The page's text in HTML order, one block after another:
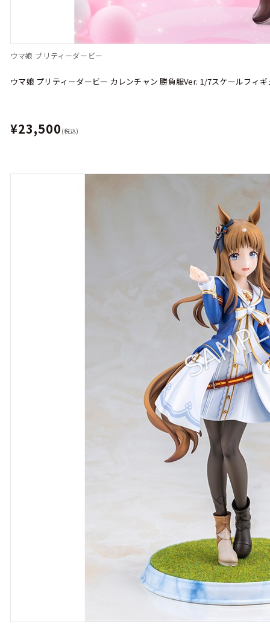
ウマ娘 プリティーダービー
ウマ娘 プリティーダービー カレンチャン 勝負服Ver. 1/7スケールフィギ
¥23,500 (税込)